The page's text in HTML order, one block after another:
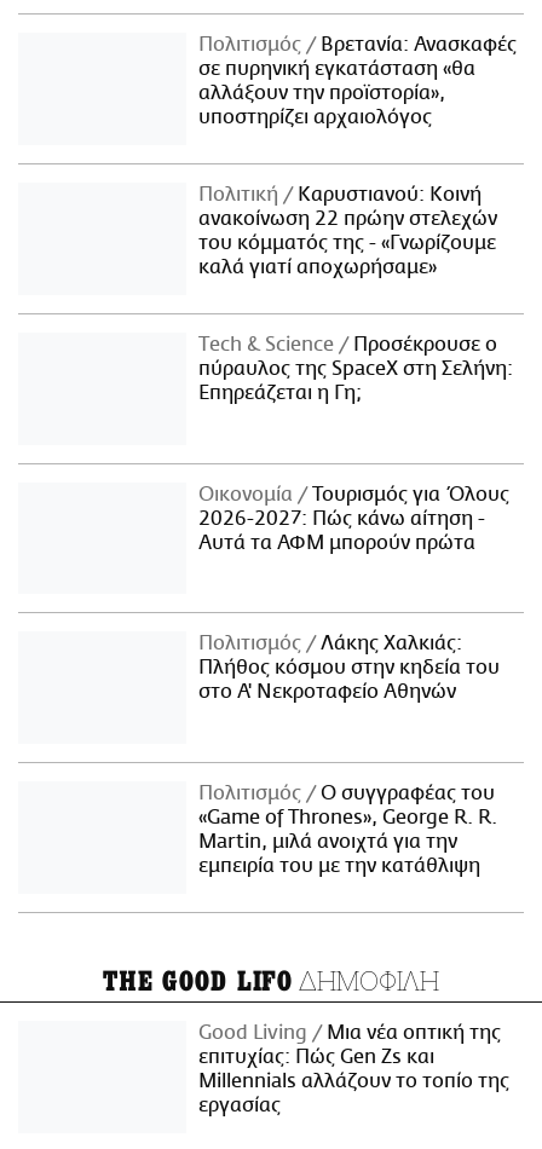
Πολιτισμός
Βρετανία: Ανασκαφές
σε πυρηνική εγκατάσταση «θα
αλλάξουν την προϊστορία»,
υποστηρίζει αρχαιολόγος
Πολιτική
Καρυστιανού: Κοινή
ανακοίνωση 22 πρώην στελεχών
του κόμματός της - «Γνωρίζουμε
καλά γιατί αποχωρήσαμε»
Τech & Science
Προσέκρουσε ο
πύραυλος της SpaceX στη Σελήνη:
Επηρεάζεται η Γη;
Οικονομία
Τουρισμός για Όλους
2026-2027: Πώς κάνω αίτηση -
Αυτά τα ΑΦΜ μπορούν πρώτα
Πολιτισμός
Λάκης Χαλκιάς:
Πλήθος κόσμου στην κηδεία του
στο Α' Νεκροταφείο Αθηνών
Πολιτισμός
Ο συγγραφέας του
«Game of Thrones», George R. R.
Martin, μιλά ανοιχτά για την
εμπειρία του με την κατάθλιψη
THE GOOD LIFO ΔΗΜΟΦΙΛΗ
Good Living
Μια νέα οπτική της
επιτυχίας: Πώς Gen Zs και
Millennials αλλάζουν το τοπίο της
εργασίας